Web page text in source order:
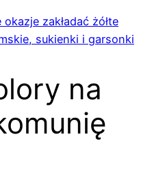
okazje zakładać żółte
sukienki i garsonki
na